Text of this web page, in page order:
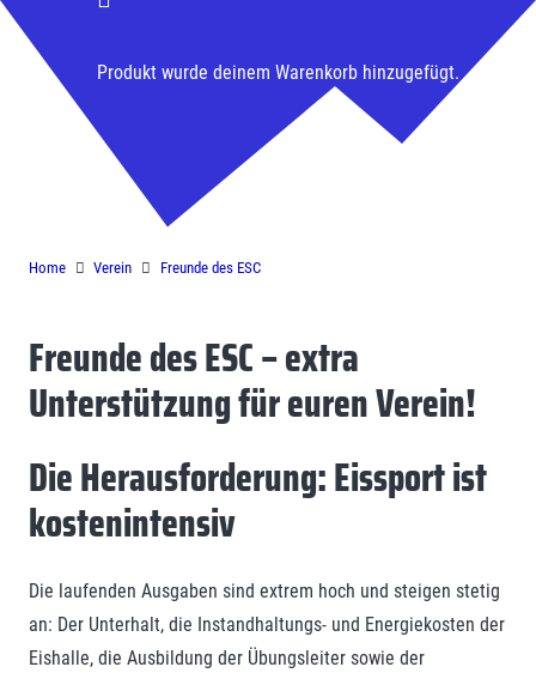
Produkt wurde deinem Warenkorb hinzugefügt.
Freunde des ESC
Home Verein Freunde des ESC
Freunde des ESC – extra
Unterstützung für euren Verein!
Die Herausforderung: Eissport ist
kostenintensiv
Die laufenden Ausgaben sind extrem hoch und steigen stetig
an: Der Unterhalt, die Instandhaltungs- und Energiekosten der
Eishalle, die Ausbildung der Übungsleiter sowie der